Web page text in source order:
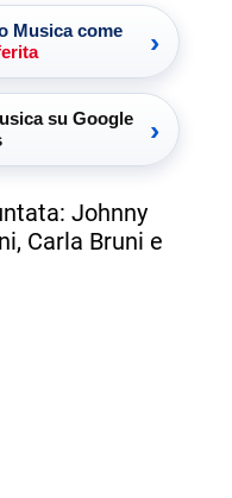
Musica come
›
su Google
›
Johnny
Carla Bruni e